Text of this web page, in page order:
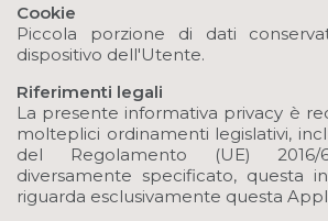
Cookie
Piccola porzione di dati
dispositivo dell'Utente.
Riferimenti legali
La presente informativa privacy è
molteplici ordinamenti legislativi,
del Regolamento (UE)
diversamente specificato, questa
riguarda esclusivamente questa